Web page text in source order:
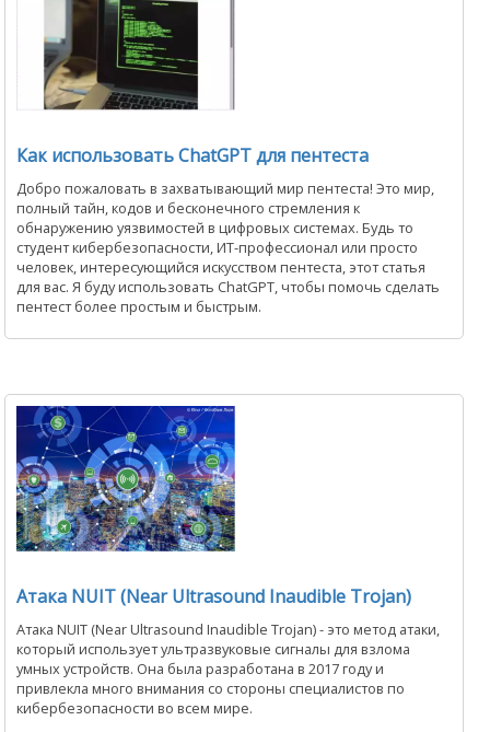
Как использовать ChatGPT для пентеста
Добро пожаловать в захватывающий мир пентеста! Это мир,
полный тайн, кодов и бесконечного стремления к
обнаружению уязвимостей в цифровых системах. Будь то
студент кибербезопасности, ИТ-профессионал или просто
человек, интересующийся искусством пентеста, этот статья
для вас. Я буду использовать ChatGPT, чтобы помочь сделать
пентест более простым и быстрым.
Атака NUIT (Near Ultrasound Inaudible Trojan)
Атака NUIT (Near Ultrasound Inaudible Trojan) - это метод атаки,
который использует ультразвуковые сигналы для взлома
умных устройств. Она была разработана в 2017 году и
привлекла много внимания со стороны специалистов по
кибербезопасности во всем мире.